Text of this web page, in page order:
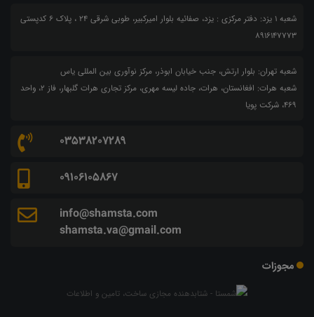
شعبه 1 یزد: دفتر مرکزی : یزد، صفائیه بلوار امیرکبیر، طوبی شرقی 24 ، پلاک 6 کدپستی
8916147773
شعبه تهران: بلوار ارتش، جنب خیابان ابوذر، مرکز نوآوری بین المللی یاس
شعبه هرات: افغانستان، هرات، جاده لیسه مهری، مرکز تجاری هرات گلبهار، فاز ۲، واحد
۴۶۹، شرکت پویا
03538207289
09106105867
info@shamsta.com
shamsta.va@gmail.com
مجوزات